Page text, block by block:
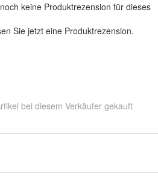
keine Produktrezension für dieses
Sie jetzt eine Produktrezension.
bei diesem Verkäufer gekauft